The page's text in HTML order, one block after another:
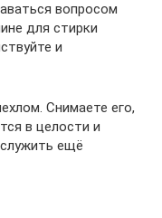
вопросом
для стирки
и
Снимаете его,
в целости и
ещё